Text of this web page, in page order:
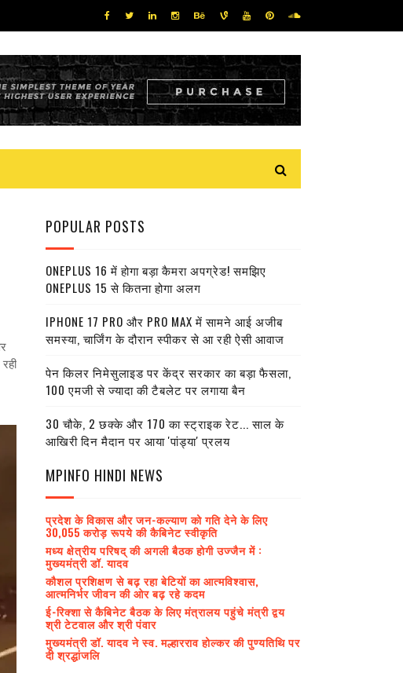
POPULAR POSTS
ONEPLUS 16 में होगा बड़ा कैमरा अपग्रेड! समझिए
ONEPLUS 15 से कितना होगा अलग
IPHONE 17 PRO और PRO MAX में सामने आई अजीब
समस्या, चार्जिंग के दौरान स्पीकर से आ रही ऐसी आवाज
पेन किलर निमेसुलाइड पर केंद्र सरकार का बड़ा फैसला,
100 एमजी से ज्यादा की टैबलेट पर लगाया बैन
30 चौके, 2 छक्के और 170 का स्ट्राइक रेट... साल के
आखिरी दिन मैदान पर आया 'पांड्या' प्रलय
MPINFO HINDI NEWS
प्रदेश के विकास और जन-कल्याण को गति देने के लिए
30,055 करोड़ रूपये की कैबिनेट स्वीकृति
मध्य क्षेत्रीय परिषद् की अगली बैठक होगी उज्जैन में :
मुख्यमंत्री डॉ. यादव
कौशल प्रशिक्षण से बढ़ रहा बेटियों का आत्मविश्वास,
आत्मनिर्भर जीवन की ओर बढ़ रहे कदम
ई-रिक्शा से कैबिनेट बैठक के लिए मंत्रालय पहुंचे मंत्री द्वय
श्री टेटवाल और श्री पंवार
मुख्यमंत्री डॉ. यादव ने स्व. मल्हारराव होल्कर की पुण्यतिथि पर
दी श्रद्धांजलि